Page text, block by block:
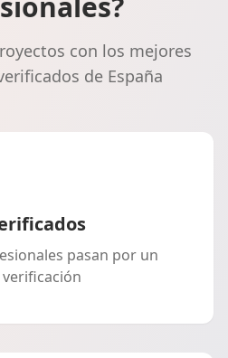
con los mejores
de España
pasan por un